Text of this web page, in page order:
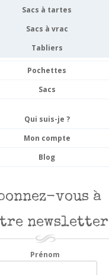
Sacs à tartes
Sacs à vrac
Tabliers
Pochettes
Sacs
Qui suis-je ?
Mon compte
Blog
vous à
newsletter
Prénom